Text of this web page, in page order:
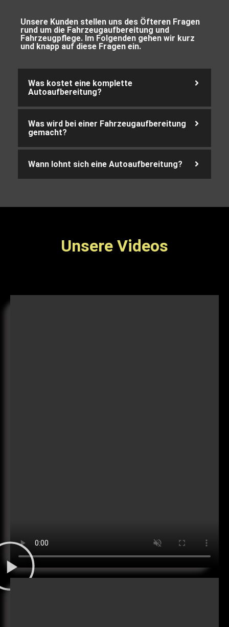
Unsere Kunden stellen uns des Öfteren Fragen
rund um die Fahrzeugaufbereitung und
Fahrzeugpflege. Im Folgenden gehen wir kurz
und knapp auf diese Fragen ein.
Was kostet eine komplette
Autoaufbereitung?
Was wird bei einer Fahrzeugaufbereitung
gemacht?
Wann lohnt sich eine Autoaufbereitung?
Unsere Videos